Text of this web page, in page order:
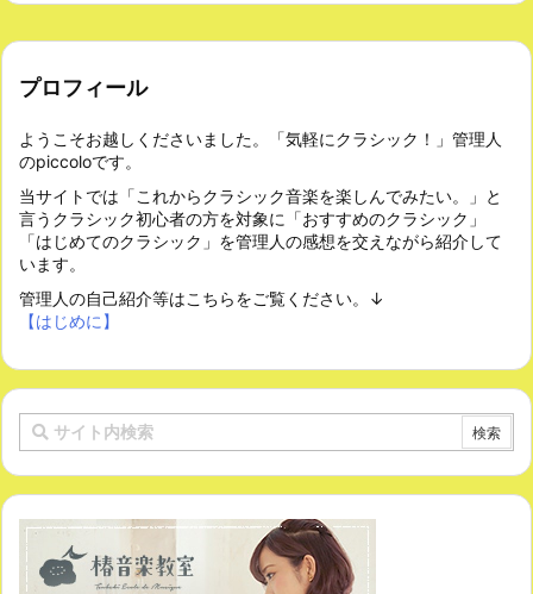
プロフィール
ようこそお越しくださいました。「気軽にクラシック！」管理人
のpiccoloです。
当サイトでは「これからクラシック音楽を楽しんでみたい。」と
言うクラシック初心者の方を対象に「おすすめのクラシック」
「はじめてのクラシック」を管理人の感想を交えながら紹介して
います。
管理人の自己紹介等はこちらをご覧ください。↓
【はじめに】